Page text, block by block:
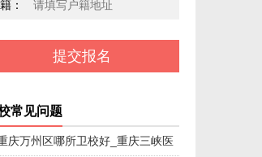
：
常见问题
庆万州区哪所卫校好_重庆三峡医